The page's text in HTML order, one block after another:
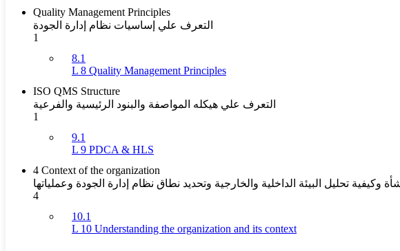
Quality Management Principles
التعرف علي إساسيات نظام إدارة الجودة
1
8.1
L 8 Quality Management Principles
ISO QMS Structure
التعرف علي هيكله المواصفة والبنود الرئيسية والفرعية
1
9.1
L 9 PDCA & HLS
4 Context of the organization
تحليل البيئة الداخلية والخارجية وتحديد نطاق نظام إدارة الجودة وعملياتها
4
10.1
L 10 Understanding the organization and its context